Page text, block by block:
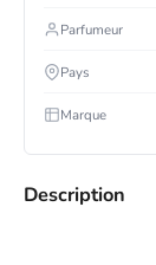
Parfumeur
Pays
Marque
Description